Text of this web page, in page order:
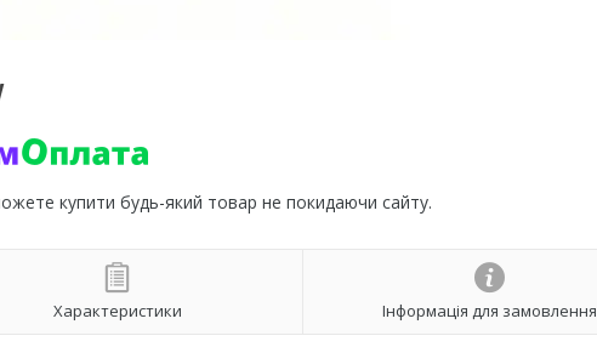
купити будь-який товар не покидаючи сайту.
Характеристики Інформація для замовлення